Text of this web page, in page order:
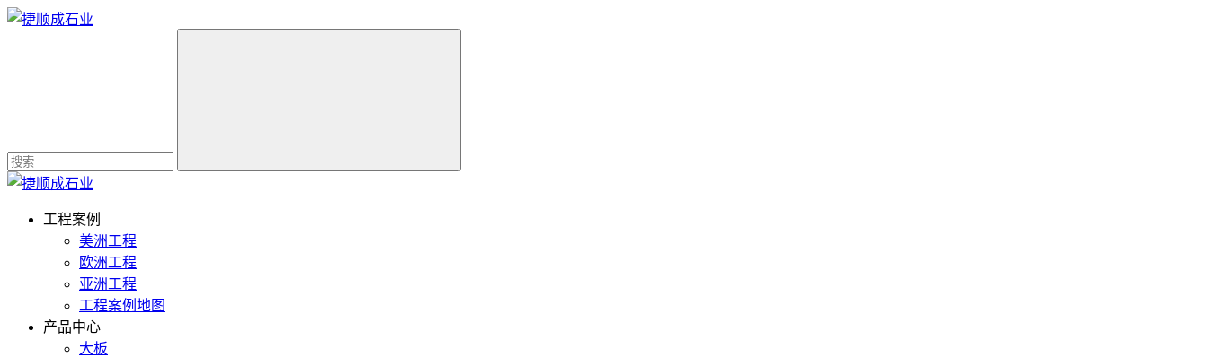
工程案例
美洲工程
欧洲工程
亚洲工程
工程案例地图
产品中心
大板